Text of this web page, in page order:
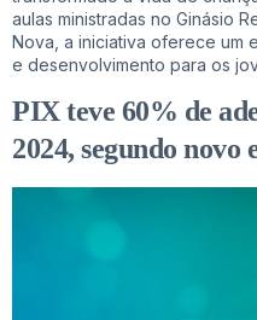
aulas ministradas no Ginásio
Nova, a iniciativa oferece um
e desenvolvimento para os
PIX teve 60% de
2024, segundo novo